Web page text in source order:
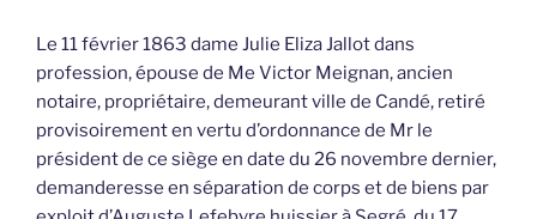
Le 11 février 1863 dame Julie Eliza Jallot dans
profession, épouse de Me Victor Meignan, ancien
notaire, propriétaire, demeurant ville de Candé, retiré
provisoirement en vertu d’ordonnance de Mr le
président de ce siège en date du 26 novembre dernier,
demanderesse en séparation de corps et de biens par